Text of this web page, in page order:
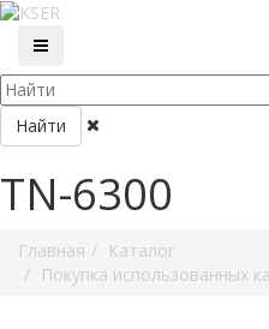
Найти
TN-6300
Главная
Каталог
Покупка использованных